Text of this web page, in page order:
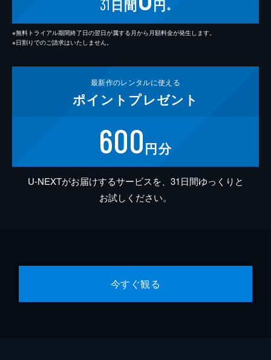
31 日間 円 ※
※無料トライアル期間終了日の翌日が属する月から月額料金が発生します。
※日割りでのご請求はいたしません。
最新作のレンタルに使える
ポイント プレゼント
600円分
U-NEXTがお届けするサービスを、31日間ゆっくりと
お試しください。
今すぐ観る